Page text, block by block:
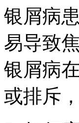
银屑病
易导致
银屑病
或排斥